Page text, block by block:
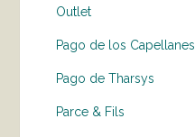
Outlet
Pago de los Capellanes
Pago de Tharsys
Parce & Fils